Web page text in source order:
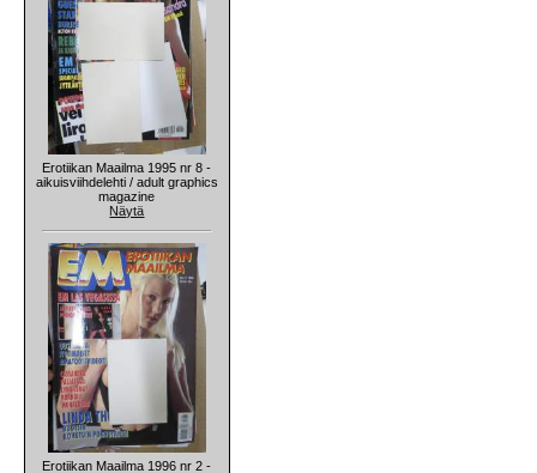
Erotiikan Maailma 1995 nr 8 -
aikuisviihdelehti / adult graphics
magazine
Näytä
Erotiikan Maailma 1996 nr 2 -